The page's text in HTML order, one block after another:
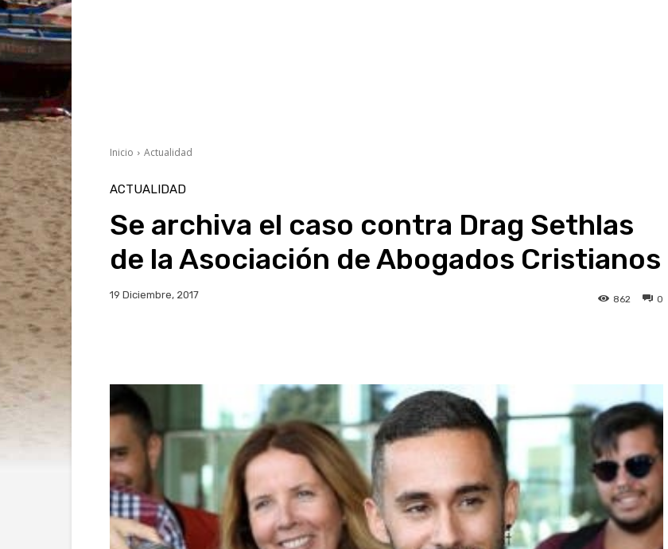
Inicio Actualidad
ACTUALIDAD
Se archiva el caso contra Drag Sethlas
de la Asociación de Abogados Cristianos
19 Diciembre, 2017 0
862